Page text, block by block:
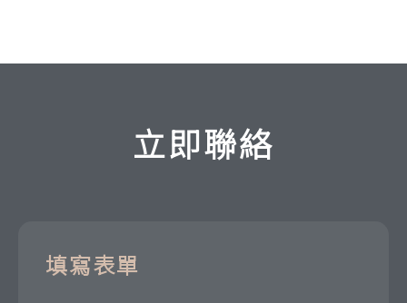
立即聯絡
填寫表單